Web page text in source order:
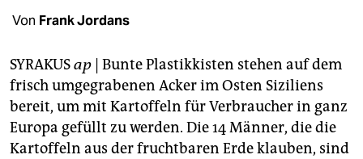
shop
unterstützen
abo
genossenschaft
Von Frank Jordans
SYRAKUSap | Bunte Plastikkisten stehen auf dem
frisch umgegrabenen Acker im Osten Siziliens
bereit, um mit Kartoffeln für Verbraucher in ganz
Europa gefüllt zu werden. Die 14 Männer, die die
Kartoffeln aus der fruchtbaren Erde klauben, sind